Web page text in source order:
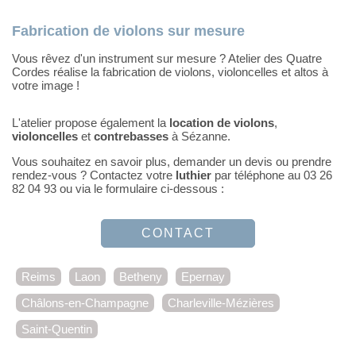
Fabrication de violons sur mesure
Vous rêvez d'un instrument sur mesure ? Atelier des Quatre
Cordes réalise la fabrication de violons, violoncelles et altos à
votre image !
L'atelier propose également la location de violons,
violoncelles et contrebasses à Sézanne.
Vous souhaitez en savoir plus, demander un devis ou prendre
rendez-vous ? Contactez votre luthier par téléphone au 03 26
82 04 93 ou via le formulaire ci-dessous :
CONTACT
Reims Laon Betheny
Epernay
Châlons-en-Champagne
Charleville-Mézières
Saint-Quentin